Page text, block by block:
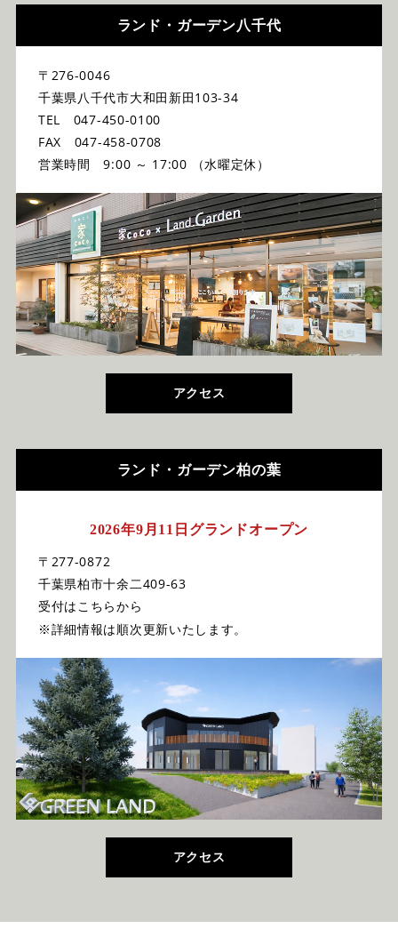
ランド・ガーデン八千代
〒276-0046
千葉県八千代市大和田新田103-34
TEL 047-450-0100
FAX 047-458-0708
営業時間 9:00 ～ 17:00 （水曜定休）
アクセス
ランド・ガーデン柏の葉
2026年9月11日グランドオープン
〒277-0872
千葉県柏市十余二409-63
受付はこちらから
※詳細情報は順次更新いたします。
アクセス